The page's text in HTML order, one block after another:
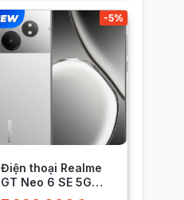
-5%
Điện thoại Realme
GT Neo 6 SE 5G
(Snapdragon 7+ Gen